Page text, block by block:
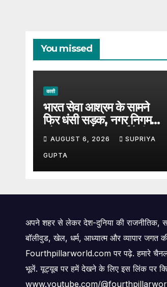
You missed
काशी
भारत सेवा आश्रम के सामने
फिर धंसी सड़क, नगर निगम
और प्रशासन की कार्यशैली पर
उठे सवाल, 7 दिन पहले हुई थी
मरम्मत
AUGUST 6, 2026 SUPRIYA
GUPTA
अपने शहर से लेकर देश-दुनिया की राजनीतिक,
बॉलीवुड, खेल, धर्म, आध्यात्म और व्यापार जगत
Fourthpillarworld.com पर पढ़े. हमारे चैनल
भूलें. यूट्यूब पर हमें देखने के लिए इस लिंक पर
www.youtube.com/